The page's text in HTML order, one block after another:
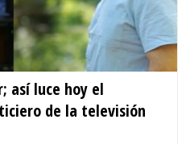
así luce hoy el
de la televisión